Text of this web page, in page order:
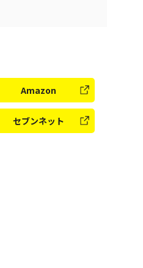
Amazon
セブンネット